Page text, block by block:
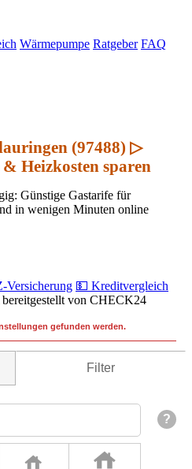
Wärmepumpe Ratgeber FAQ
(97488) ▷
Heizkosten sparen
Günstige Gastarife für
in wenigen Minuten online
Versicherung 💵 Kreditvergleich
von CHECK24